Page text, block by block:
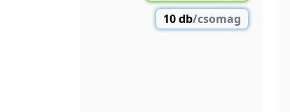
10 db/csomag